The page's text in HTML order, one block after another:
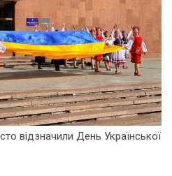
відзначили День Української